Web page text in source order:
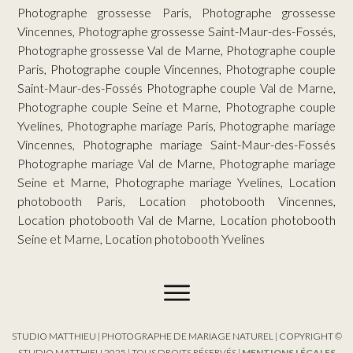
Photographe grossesse Paris, Photographe grossesse
Vincennes, Photographe grossesse Saint-Maur-des-Fossés,
Photographe grossesse Val de Marne, Photographe couple
Paris, Photographe couple Vincennes, Photographe couple
Saint-Maur-des-Fossés Photographe couple Val de Marne,
Photographe couple Seine et Marne, Photographe couple
Yvelines, Photographe mariage Paris, Photographe mariage
Vincennes, Photographe mariage Saint-Maur-des-Fossés
Photographe mariage Val de Marne, Photographe mariage
Seine et Marne, Photographe mariage Yvelines, Location
photobooth Paris, Location photobooth Vincennes,
Location photobooth Val de Marne, Location photobooth
Seine et Marne, Location photobooth Yvelines
STUDIO MATTHIEU | PHOTOGRAPHE DE MARIAGE NATUREL | COPYRIGHT ©